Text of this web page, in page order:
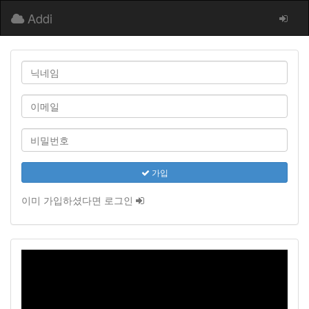
Addi
가입
이미 가입하셨다면 로그인